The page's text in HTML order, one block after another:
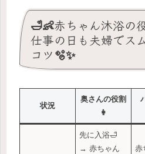
🛁👶赤ちゃん沐浴の
仕事の日も夫婦でス
コツ🫧✨
状況
奥さんの役割
👩
先に入浴🛁
→ 赤ちゃん
赤